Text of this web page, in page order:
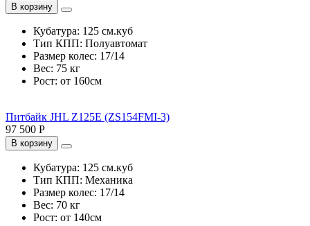
В корзину
Кубатура: 125 см.куб
Тип КПП: Полуавтомат
Размер колес: 17/14
Вес: 75 кг
Рост: от 160см
Питбайк JHL Z125E (ZS154FMI-3)
97 500 Р
В корзину
Кубатура: 125 см.куб
Тип КПП: Механика
Размер колес: 17/14
Вес: 70 кг
Рост: от 140см